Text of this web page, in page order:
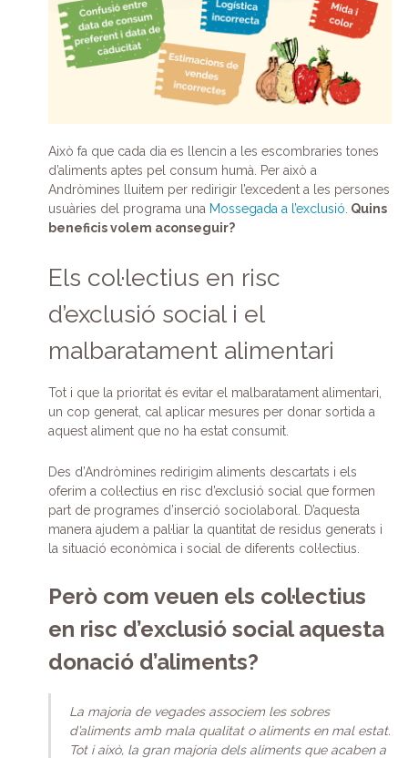
Això fa que cada dia es llencin a les escombraries tones
d’aliments aptes pel consum humà. Per això a
Andròmines lluitem per redirigir l’excedent a les persones
usuàries del programa una Mossegada a l’exclusió. Quins
beneficis volem aconseguir?
Els col·lectius en risc
d’exclusió social i el
malbaratament alimentari
Tot i que la prioritat és evitar el malbaratament alimentari,
un cop generat, cal aplicar mesures per donar sortida a
aquest aliment que no ha estat consumit.
Des d’Andròmines redirigim aliments descartats i els
oferim a col·lectius en risc d’exclusió social que formen
part de programes d’inserció sociolaboral. D’aquesta
manera ajudem a pal·liar la quantitat de residus generats i
la situació econòmica i social de diferents col·lectius.
Però com veuen els col·lectius
en risc d’exclusió social aquesta
donació d’aliments?
La majoria de vegades associem les sobres
d’aliments amb mala qualitat o aliments en mal estat.
Tot i això, la gran majoria dels aliments que acaben a